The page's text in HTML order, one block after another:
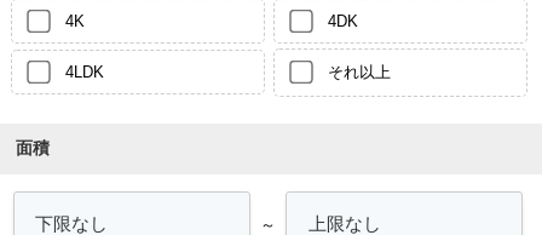
4K 4DK
4LDK それ以上
面積
～